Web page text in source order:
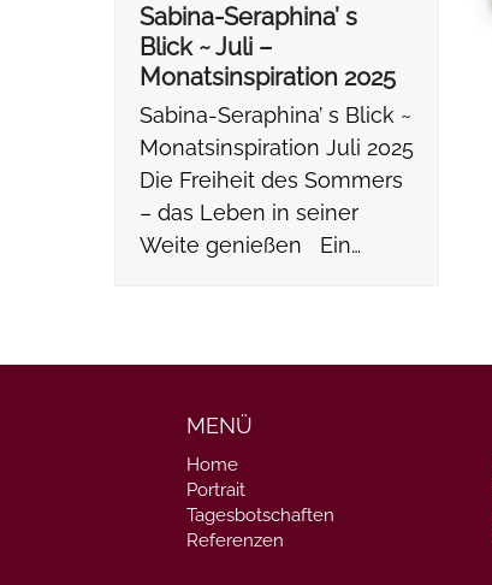
Sabina-Seraphina’ s
Blick ~ Juli –
Monatsinspiration 2025
Sabina-Seraphina’ s Blick ~
Monatsinspiration Juli 2025
Die Freiheit des Sommers
– das Leben in seiner
Weite genießen Ein…
MENÜ
Home
Portrait
Tagesbotschaften
Referenzen